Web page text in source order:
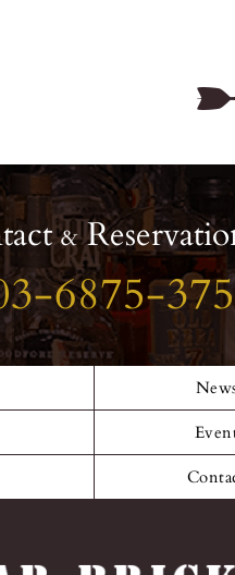
&
6875-